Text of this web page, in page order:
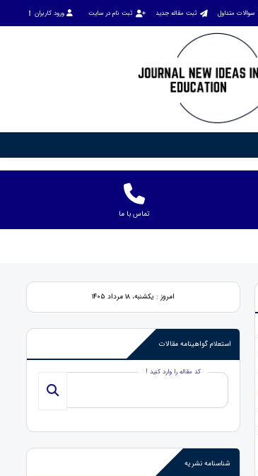
سوالات متداول ثبت مقاله جدید ثبت نام در سایت ورود کاربران
تماس با ما
امروز : یکشنبه، ۱۸ مرداد ۱۴۰۵
استعلام گواهینامه مقالات
کد مقاله را وارد کنید !
شناسنامه نشریه